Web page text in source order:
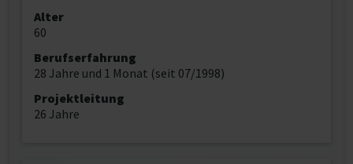
Alter
60
Berufserfahrung
28 Jahre und 1 Monat (seit 07/1998)
Projektleitung
26 Jahre